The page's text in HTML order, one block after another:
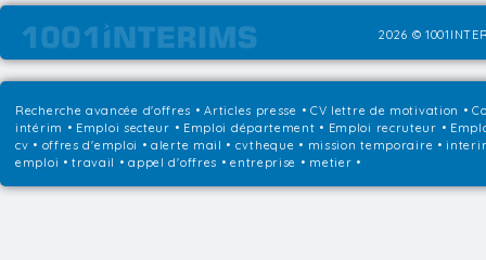
2026 ©
Recherche avancée d'offres •Articles presse • CV lettre de motivation •
intérim • Emploi secteur • Emploi département • Emploi recruteur •
cv • offres d'emploi • alerte mail • cvtheque • mission temporaire •
emploi • travail • appel d'offres • entreprise • metier •